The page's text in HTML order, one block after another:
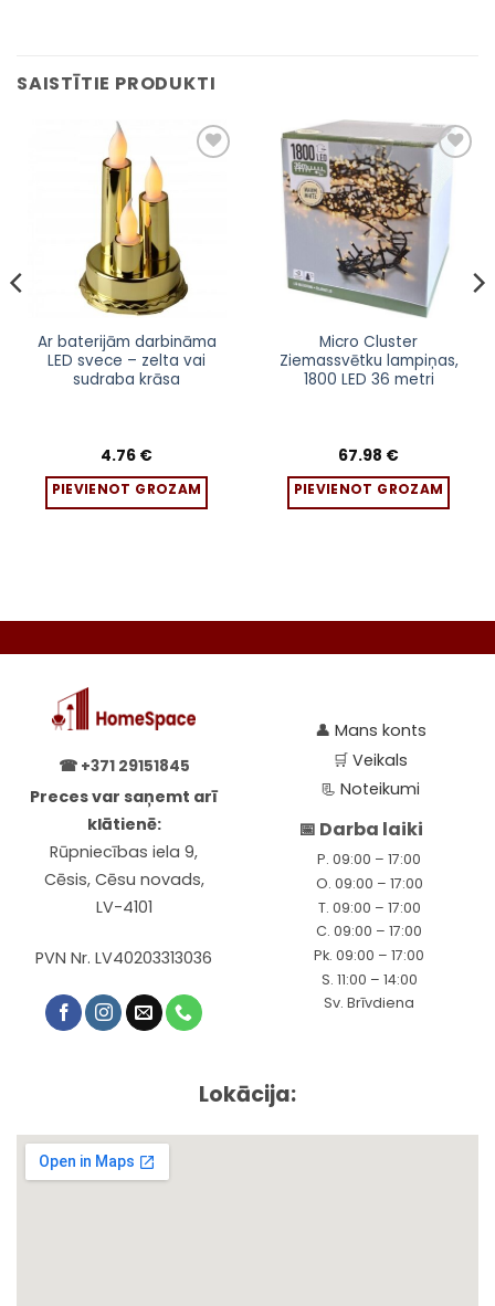
SAISTĪTIE PRODUKTI
Pievienot
sarakstam
Ar baterijām darbināma
LED svece – zelta vai
sudraba krāsa
4.76 €
PIEVIENOT GROZAM
Pievienot
sarakstam
Micro Cluster
Ziemassvētku lampiņas,
1800 LED 36 metri
67.98 €
PIEVIENOT GROZAM
☎ +371 29151845
Preces var saņemt arī
klātienē:
Rūpniecības iela 9,
Cēsis, Cēsu novads,
LV-4101
PVN Nr. LV40203313036
👤 Mans konts
🛒Veikals
📃Noteikumi
📅 Darba laiki
P. 09:00 – 17:00
O. 09:00 – 17:00
T. 09:00 – 17:00
C. 09:00 – 17:00
Pk. 09:00 – 17:00
S. 11:00 – 14:00
Sv. Brīvdiena
Lokācija: